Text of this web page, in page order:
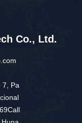
Co., Ltd.
7, Pa